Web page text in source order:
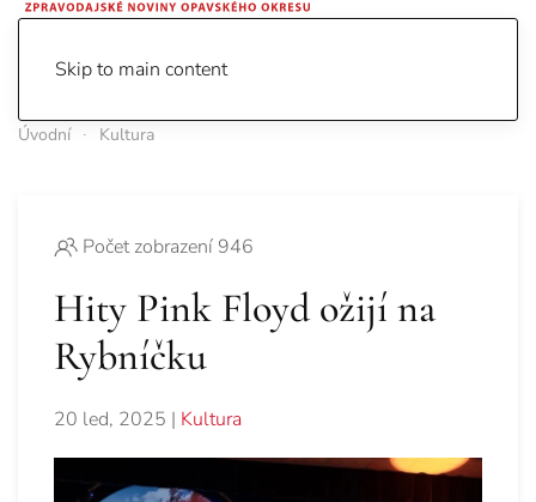
Skip to main content
Úvodní Kultura
Počet zobrazení 946
Hity Pink Floyd ožijí na
Rybníčku
20 led, 2025 | Kultura